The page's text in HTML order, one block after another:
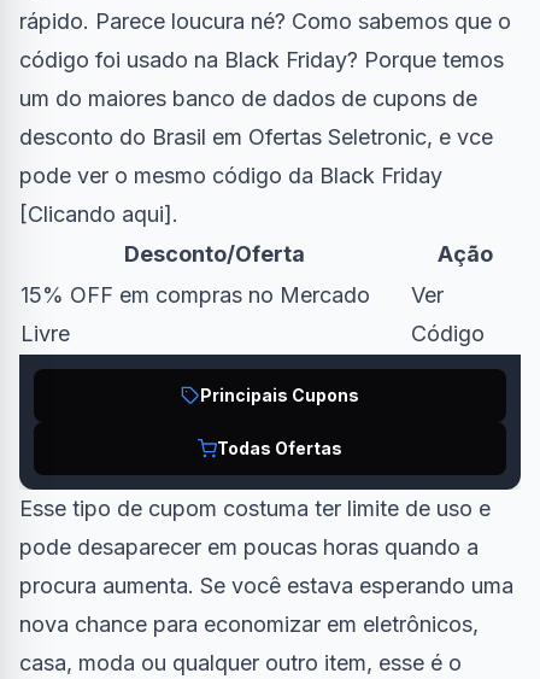
rápido. Parece loucura né? Como sabemos que o
código foi usado na Black Friday? Porque temos
um do maiores banco de dados de cupons de
desconto do Brasil em Ofertas Seletronic, e vce
pode ver o mesmo código da Black Friday
[Clicando aqui].
Desconto/Oferta
Ação
15% OFF em compras no Mercado
Livre
Ver
Código
Principais Cupons
Todas Ofertas
Esse tipo de cupom costuma ter limite de uso e
pode desaparecer em poucas horas quando a
procura aumenta. Se você estava esperando uma
nova chance para economizar em eletrônicos,
casa, moda ou qualquer outro item, esse é o